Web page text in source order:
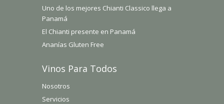
Uno de los mejores Chianti Classico llega a
Panamá
El Chianti presente en Panamá
Ananías Gluten Free
Vinos Para Todos
Nosotros
Servicios